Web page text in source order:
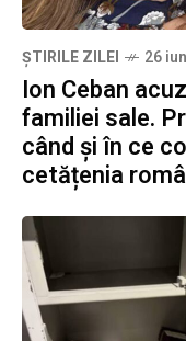
ȘTIRILE ZILEI 26
Ion Ceban
familiei sale.
când și în ce
cetățenia